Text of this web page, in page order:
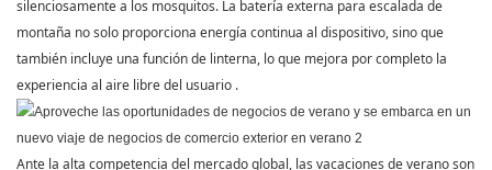
silenciosamente a los mosquitos. La batería externa para escalada de
montaña no solo proporciona energía continua al dispositivo, sino que
también incluye una función de linterna, lo que mejora por completo la
experiencia al aire libre del usuario .
Ante la alta competencia del mercado global, las vacaciones de verano son